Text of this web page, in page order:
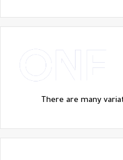
There are many